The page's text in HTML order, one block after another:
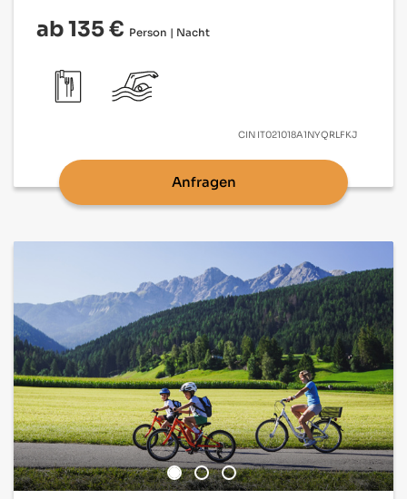
ab 135 € Person | Nacht
CIN IT021018A1NYQRLFKJ
Anfragen